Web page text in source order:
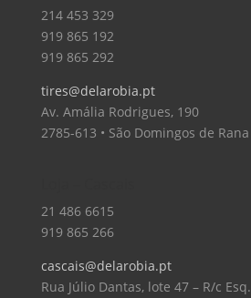
214 453 329
919 865 192
919 865 292
tires@delarobia.pt
Av. Amália Rodrigues, 190
2785-613 • São Domingos de Rana
21 486 6615
919 865 266
cascais@delarobia.pt
Rua Júlio Dantas, lote 47 – R/c Esq.